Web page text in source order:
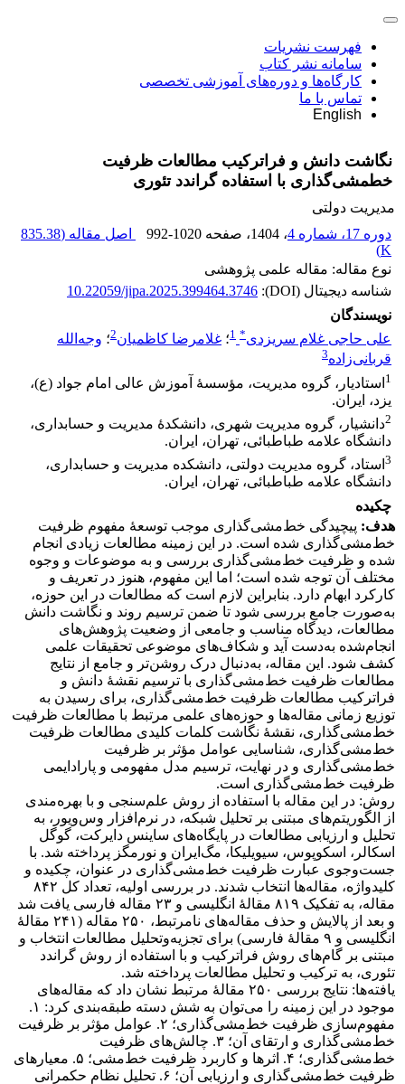
فهرست نشریات
سامانه نشر کتاب
کارگاه‌ها و دوره‌های آموزشی تخصصی
تماس با ما
English
نگاشت دانش و فراترکیب مطالعات ظرفیت
خط‏مشی‌‌گذاری با استفاده گراندد تئوری
مدیریت دولتی
دوره 17، شماره 4
، 1404 ، صفحه 992-1020 اصل مقاله (835.38
K
)
نوع مقاله: مقاله علمی پژوهشی
شناسه دیجیتال (DOI):
10.22059/jipa.2025.399464.3746
نویسندگان
علی حاجی غلام سریزدی*
1؛ غلامرضا کاظمیان2؛ وجه‌الله
قربانی‌زاده3
1 استادیار، گروه مدیریت، مؤسسۀ آموزش عالی امام جواد (ع)،
یزد، ایران.
2دانشیار، گروه مدیریت شهری، دانشکدۀ مدیریت و حسابداری،
دانشگاه علامه طباطبائی، تهران، ایران.
3 استاد، گروه مدیریت دولتی، دانشکده مدیریت و حسابداری،
دانشگاه علامه طباطبائی، تهران، ایران.
چکیده
هدف: پیچیدگی خط‌مشی‌گذاری موجب توسعۀ مفهوم ظرفیت
خط‌مشی‌گذاری شده است. در این زمینه مطالعات زیادی انجام
شده و ظرفیت خط‌مشی‌گذاری بررسی و به موضوعات و وجوه
مختلف آن توجه شده است؛ اما این مفهوم، هنوز در تعریف و
کارکرد ابهام دارد. بنابراین لازم است که مطالعات در این حوزه،
به‌صورت جامع بررسی شود تا ضمن ترسیم روند و نگاشت دانش
مطالعات، دیدگاه مناسب و جامعی از وضعیت پژوهش‌های
انجام‌شده به‌دست آید و شکاف‌های موضوعی تحقیقات علمی
کشف شود. این مقاله، به‌دنبال درک روشن‌تر و جامع از نتایج
مطالعات ظرفیت خط‌مشی‌گذاری با ترسیم نقشۀ دانش و
فراترکیب مطالعات ظرفیت خط‌مشی‌گذاری، برای رسیدن به
توزیع زمانی مقاله‌ها و حوزه‌های علمی مرتبط با مطالعات ظرفیت
خط‌مشی‌گذاری، نقشۀ نگاشت کلمات کلیدی مطالعات ظرفیت
خط‌مشی‌گذاری، شناسایی عوامل مؤثر بر ظرفیت
خط‌مشی‌گذاری و در نهایت، ترسیم مدل مفهومی و پارادایمی
ظرفیت خط‌مشی‌گذاری است.
روش: در این مقاله با استفاده از روش علم‌سنجی و با بهره‌مندی
از الگوریتم‌های مبتنی بر تحلیل شبکه، در نرم‌افزار وس‌ویور، به
تحلیل و ارزیابی مطالعات در پایگاه‌های ساینس دایرکت، گوگل
اسکالر، اسکوپوس، سیویلیکا، مگ‌ایران و نورمگز پرداخته شد. با
جست‌وجوی عبارت ظرفیت خط‌مشی‌گذاری در عنوان، چکیده و
کلیدواژه، مقاله‌ها انتخاب شدند. در بررسی اولیه، تعداد کل ۸۴۲
مقاله، به تفکیک ۸۱۹ مقالۀ انگلیسی و ۲۳ مقاله فارسی یافت شد
و بعد از پالایش و حذف مقاله‌های نامرتبط، ۲۵۰ مقاله (۲۴۱ مقالۀ
انگلیسی و ۹ مقالۀ فارسی) برای تجزیه‌وتحلیل مطالعات انتخاب و
مبتنی بر گام‌های روش فراترکیب و با استفاده از روش گراندد
تئوری، به ترکیب و تحلیل مطالعات پرداخته شد.
یافته‌ها: نتایج بررسی ۲۵۰ مقالۀ مرتبط نشان داد که مقاله‌های
موجود در این زمینه را می‌توان به شش دسته طبقه‌بندی کرد: ۱.
مفهوم‌سازی ظرفیت خط‌مشی‌گذاری؛ ۲. عوامل مؤثر بر ظرفیت
خط‌مشی‌گذاری و ارتقای آن؛ ۳. چالش‌های ظرفیت
خط‌مشی‌گذاری؛ ۴. اثرها و کاربرد ظرفیت خط‌مشی؛ ۵. معیارهای
ظرفیت خط‌مشی‌گذاری و ارزیابی آن؛ ۶. تحلیل نظام حکمرانی